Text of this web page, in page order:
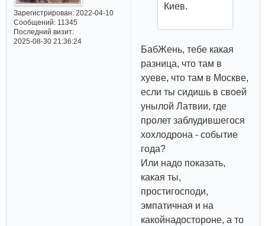
Зарегистрирован: 2022-04-10
Сообщений:11345
Последний визит:
2025-08-30 21:36:24
Киев.
БабЖень, тебе какая
разница, что там в
хуеве, что там в Москве,
если ты сидишь в своей
унылой Латвии, где
пролет заблудившегося
хохлодрона - событие
года?
Или надо показать,
какая ты,
простигосподи,
эмпатичная и на
какойнадостороне, а то